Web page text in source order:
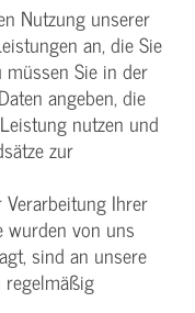
Nutzung unserer
an, die Sie
müssen Sie in der
angeben, die
nutzen und
zur
Ihrer
wurden von uns
sind an unsere
regelmäßig